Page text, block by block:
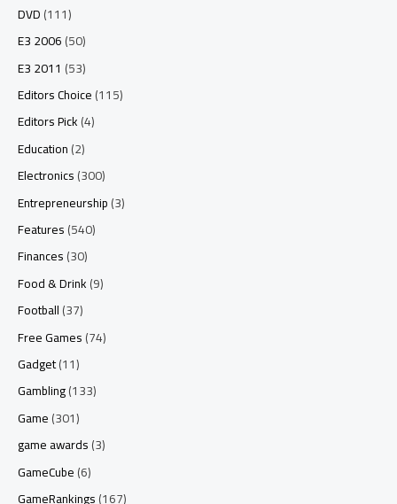
DVD(111)
E3 2006(50)
E3 2011 (53)
Editors Choice(115)
Editors Pick(4)
Education(2)
Electronics(300)
Entrepreneurship(3)
Features(540)
Finances(30)
Food & Drink(9)
Football(37)
Free Games(74)
Gadget(11)
Gambling(133)
Game(301)
game awards(3)
GameCube(6)
GameRankings(167)